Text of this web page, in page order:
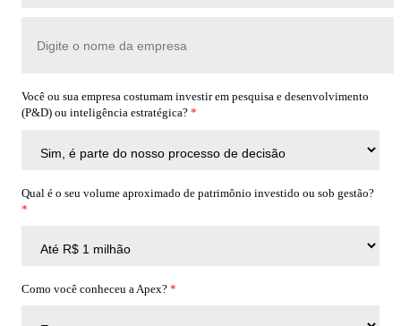
Você ou sua empresa costumam investir em pesquisa e desenvolvimento
(P&D) ou inteligência estratégica? *
Qual é o seu volume aproximado de patrimônio investido ou sob gestão?
*
Como você conheceu a Apex? *